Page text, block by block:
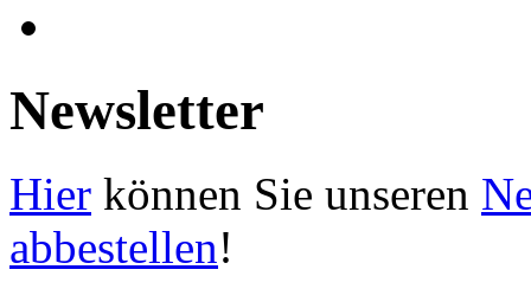
Newsletter
Hier können Sie unseren
abbestellen!